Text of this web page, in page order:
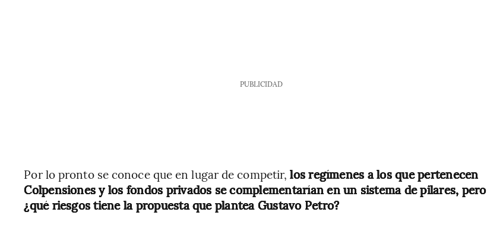
PUBLICIDAD
Por lo pronto se conoce que en lugar de competir,los regímenes a los que pertenecen
Colpensiones y los fondos privados se complementarían en un sistema de pilares, pero
¿qué riesgos tiene la propuesta que plantea Gustavo Petro?